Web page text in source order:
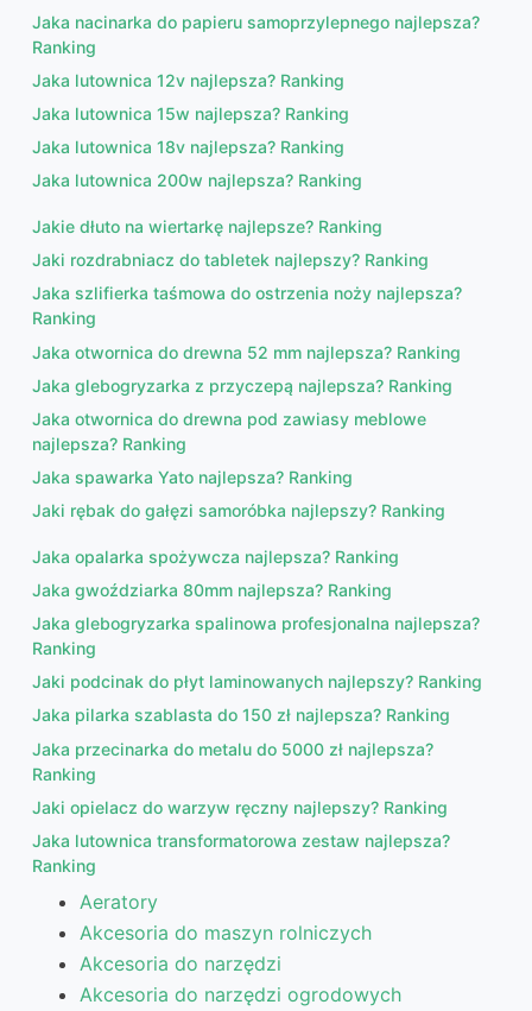
Jaka nacinarka do papieru samoprzylepnego najlepsza?
Ranking
Jaka lutownica 12v najlepsza? Ranking
Jaka lutownica 15w najlepsza? Ranking
Jaka lutownica 18v najlepsza? Ranking
Jaka lutownica 200w najlepsza? Ranking
Jakie dłuto na wiertarkę najlepsze? Ranking
Jaki rozdrabniacz do tabletek najlepszy? Ranking
Jaka szlifierka taśmowa do ostrzenia noży najlepsza?
Ranking
Jaka otwornica do drewna 52 mm najlepsza? Ranking
Jaka glebogryzarka z przyczepą najlepsza? Ranking
Jaka otwornica do drewna pod zawiasy meblowe
najlepsza? Ranking
Jaka spawarka Yato najlepsza? Ranking
Jaki rębak do gałęzi samoróbka najlepszy? Ranking
Jaka opalarka spożywcza najlepsza? Ranking
Jaka gwoździarka 80mm najlepsza? Ranking
Jaka glebogryzarka spalinowa profesjonalna najlepsza?
Ranking
Jaki podcinak do płyt laminowanych najlepszy? Ranking
Jaka pilarka szablasta do 150 zł najlepsza? Ranking
Jaka przecinarka do metalu do 5000 zł najlepsza?
Ranking
Jaki opielacz do warzyw ręczny najlepszy? Ranking
Jaka lutownica transformatorowa zestaw najlepsza?
Ranking
Aeratory
Akcesoria do maszyn rolniczych
Akcesoria do narzędzi
Akcesoria do narzędzi ogrodowych